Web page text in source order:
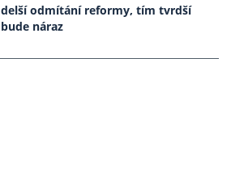
delší odmítání reformy, tím tvrdší
bude náraz